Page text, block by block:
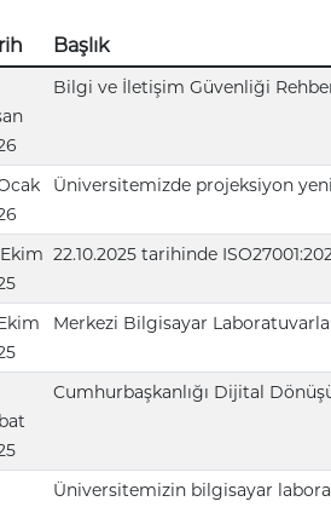
Başlık
Bilgi ve İletişim Güvenliği
Üniversitemizde projeksiyon
22.10.2025 tarihinde
Merkezi Bilgisayar
Cumhurbaşkanlığı Dijital
Üniversitemizin bilgisayar